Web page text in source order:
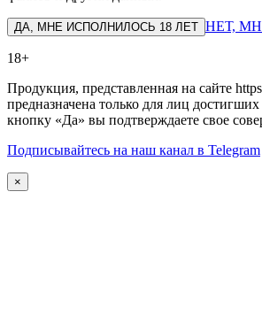
ДА, МНЕ ИСПОЛНИЛОСЬ 18 ЛЕТ НЕТ,
18+
Продукция, представленная на сайте
предназначена только для лиц
кнопку «Да» вы подтверждаете свое
Подписывайтесь на наш канал в Telegram
×